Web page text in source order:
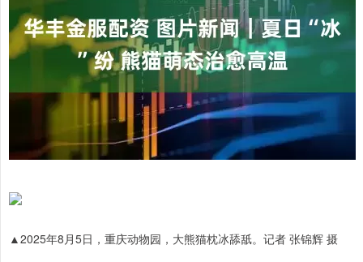
▲2025年8月5日，重庆动物园，大熊猫枕冰舔舐。记者 张锦辉 摄